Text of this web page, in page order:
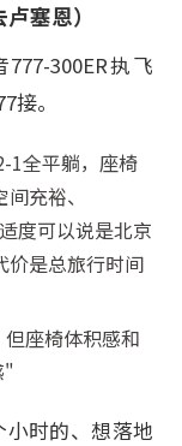
塞恩）
300ER执飞
接。
1全平躺，座椅
充裕、
度可以说是北京
是总旅行时间
座椅体积感和
"
时的、想落地